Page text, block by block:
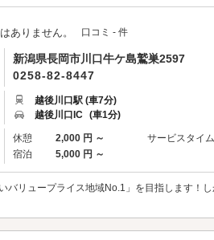
ありません。 口コミ - 件
新潟県長岡市川口牛ケ島鷲巣2597
0258-82-8447
越後川口駅 (車7分)
越後川口IC (車1分)
休憩 2,000 円 ～ サービスタイム
宿泊
5,000 円 ～
バリュープライス地域No.1」を目指します！